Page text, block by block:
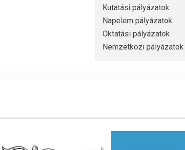
Kutatási pályázatok
Napelem pályázatok
Oktatási pályázatok
Nemzetközi pályázatok